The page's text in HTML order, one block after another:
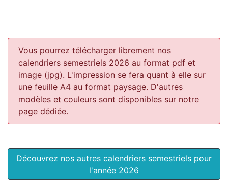
Vous pourrez télécharger librement nos
calendriers semestriels 2026 au format pdf et
image (jpg). L'impression se fera quant à elle sur
une feuille A4 au format paysage. D'autres
modèles et couleurs sont disponibles sur notre
page dédiée.
Découvrez nos autres calendriers semestriels pour
l'année 2026